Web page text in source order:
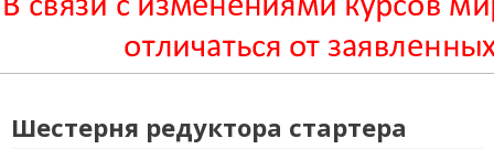
Шестерня редуктора стартера